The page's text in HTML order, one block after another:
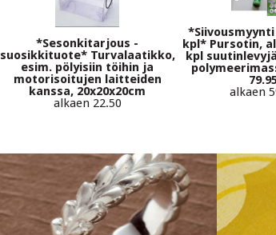
*Sesonkitarjous -
suosikkituote* Turvalaatikko,
esim. pölyisiin töihin ja
motorisoitujen laitteiden
kanssa, 20x20x20cm
alkaen 22.50
kpl* Pursotin,
kpl
alkaen